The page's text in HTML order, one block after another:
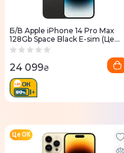
Б/В Apple iPhone 14 Pro Max
128Gb Space Black E-sim (Це
Ок)
24 099₴
Це ОК